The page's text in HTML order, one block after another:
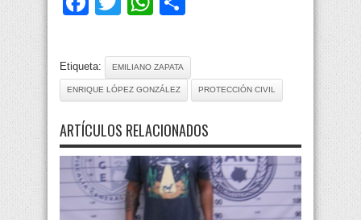
Etiqueta: EMILIANO ZAPATA
ENRIQUE LÓPEZ GONZÁLEZ PROTECCIÓN CIVIL
ARTÍCULOS RELACIONADOS